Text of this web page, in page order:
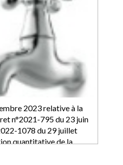
2023 relative à la
n°2021-795 du 23 juin
1078 du 29 juillet
quantitative de la